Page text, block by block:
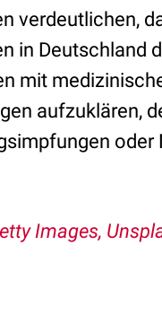
verdeutlichen,
in Deutschland
mit
aufzuklären,
oder
Images,